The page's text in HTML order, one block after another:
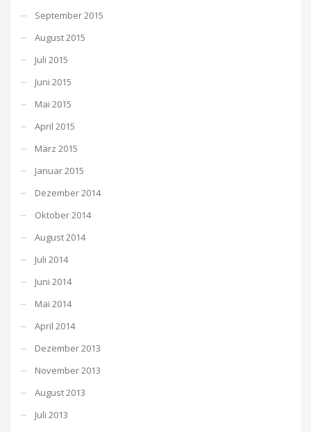
September 2015
August 2015
Juli 2015
Juni 2015
Mai 2015
April 2015
März 2015
Januar 2015
Dezember 2014
Oktober 2014
August 2014
Juli 2014
Juni 2014
Mai 2014
April 2014
Dezember 2013
November 2013
August 2013
Juli 2013